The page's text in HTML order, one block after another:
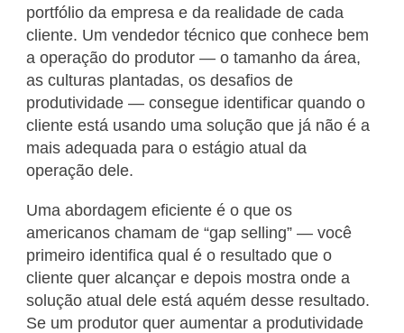
portfólio da empresa e da realidade de cada
cliente. Um vendedor técnico que conhece bem
a operação do produtor — o tamanho da área,
as culturas plantadas, os desafios de
produtividade — consegue identificar quando o
cliente está usando uma solução que já não é a
mais adequada para o estágio atual da
operação dele.
Uma abordagem eficiente é o que os
americanos chamam de “gap selling” — você
primeiro identifica qual é o resultado que o
cliente quer alcançar e depois mostra onde a
solução atual dele está aquém desse resultado.
Se um produtor quer aumentar a produtividade